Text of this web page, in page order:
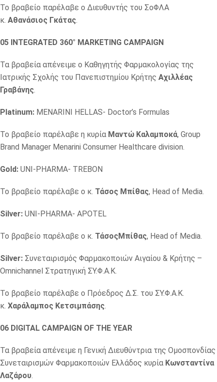
Το βραβείο παρέλαβε ο Διευθυντής του ΣοΦΛΑ
κ. Αθανάσιος Γκάτας
05 INTEGRATED 360° MARKETING CAMPAIGN
Τα βραβεία απένειμε ο Καθηγητής Φαρμακολογίας της
Ιατρικής Σχολής του Πανεπιστημίου Κρήτης Αχιλλέας
Γραβάνης
Platinum: MENARINI HELLAS- Doctor’s Formulas
Το βραβείο παρέλαβε η κυρία Μαντώ Καλαμποκά, Group
Brand Manager Menarini Consumer Healthcare division.
Gold: UNI-PHARMA- TREBON
Το βραβείο παρέλαβε ο κ. Τάσος Μπίθας, Head of Media.
Silver: UNI-PHARMA- APOTEL
Το βραβείο παρέλαβε ο κ. ΤάσοςΜπίθας, Head of Media.
Silver: Συνεταιρισμός Φαρμακοποιών Αιγαίου & Κρήτης –
Omnichannel Στρατηγική ΣΥ.Φ.Α.Κ.
Το βραβείο παρέλαβε ο Πρόεδρος Δ.Σ. του ΣΥ.Φ.Α.Κ.
κ. Χαράλαμπος Κετσιμπάσης
06 DIGITAL CAMPAIGN OF THE YEAR
Τα βραβεία απένειμε η Γενική Διευθύντρια της Ομοσπονδίας
Συνεταιρισμών Φαρμακοποιών Ελλάδος κυρία Κωνσταντίνα
Λαζάρου